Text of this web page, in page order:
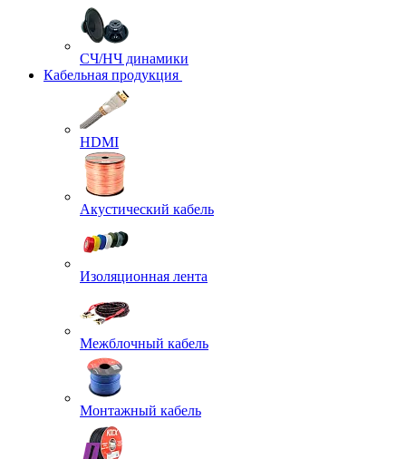
СЧ/НЧ динамики
Кабельная продукция
HDMI
Акустический кабель
Изоляционная лента
Межблочный кабель
Монтажный кабель